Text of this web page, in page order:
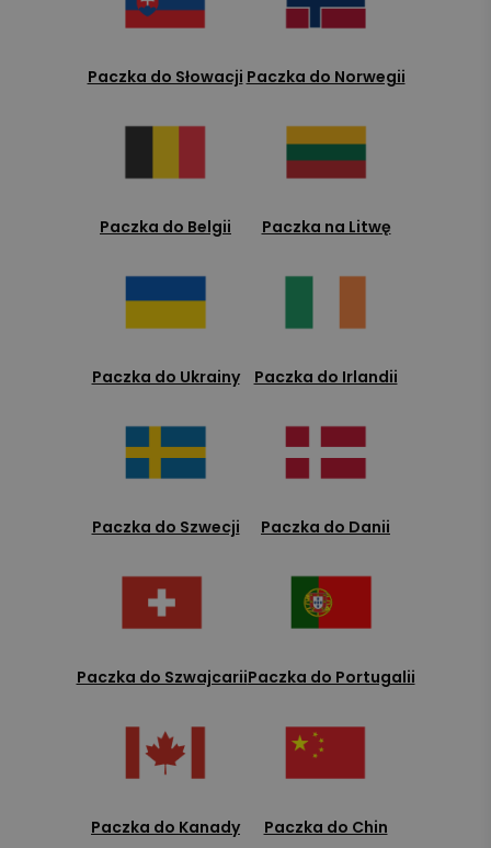
Paczka do Słowacji Paczka do Norwegii
Paczka do Belgii Paczka na Litwę
Paczka do Ukrainy Paczka do Irlandii
Paczka do Szwecji Paczka do Danii
Paczka do SzwajcariiPaczka do Portugalii
Paczka do Kanady Paczka do Chin